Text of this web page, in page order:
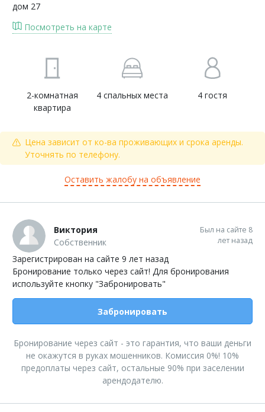
дом 27
Посмотреть на карте
2-комнатная
квартира
4 спальных места 4 гостя
Цена зависит от ко-ва проживающих и срока аренды.
Уточнять по телефону.
Оставить жалобу на объявление
Виктория
Собственник
Был на сайте 8
лет назад
Зарегистрирован на сайте 9 лет назад
Бронирование только через сайт! Для бронирования
используйте кнопку "Забронировать"
Забронировать
Бронирование через сайт - это гарантия, что ваши деньги
не окажутся в руках мошенников. Комиссия 0%! 10%
предоплаты через сайт, остальные 90% при заселении
арендодателю.